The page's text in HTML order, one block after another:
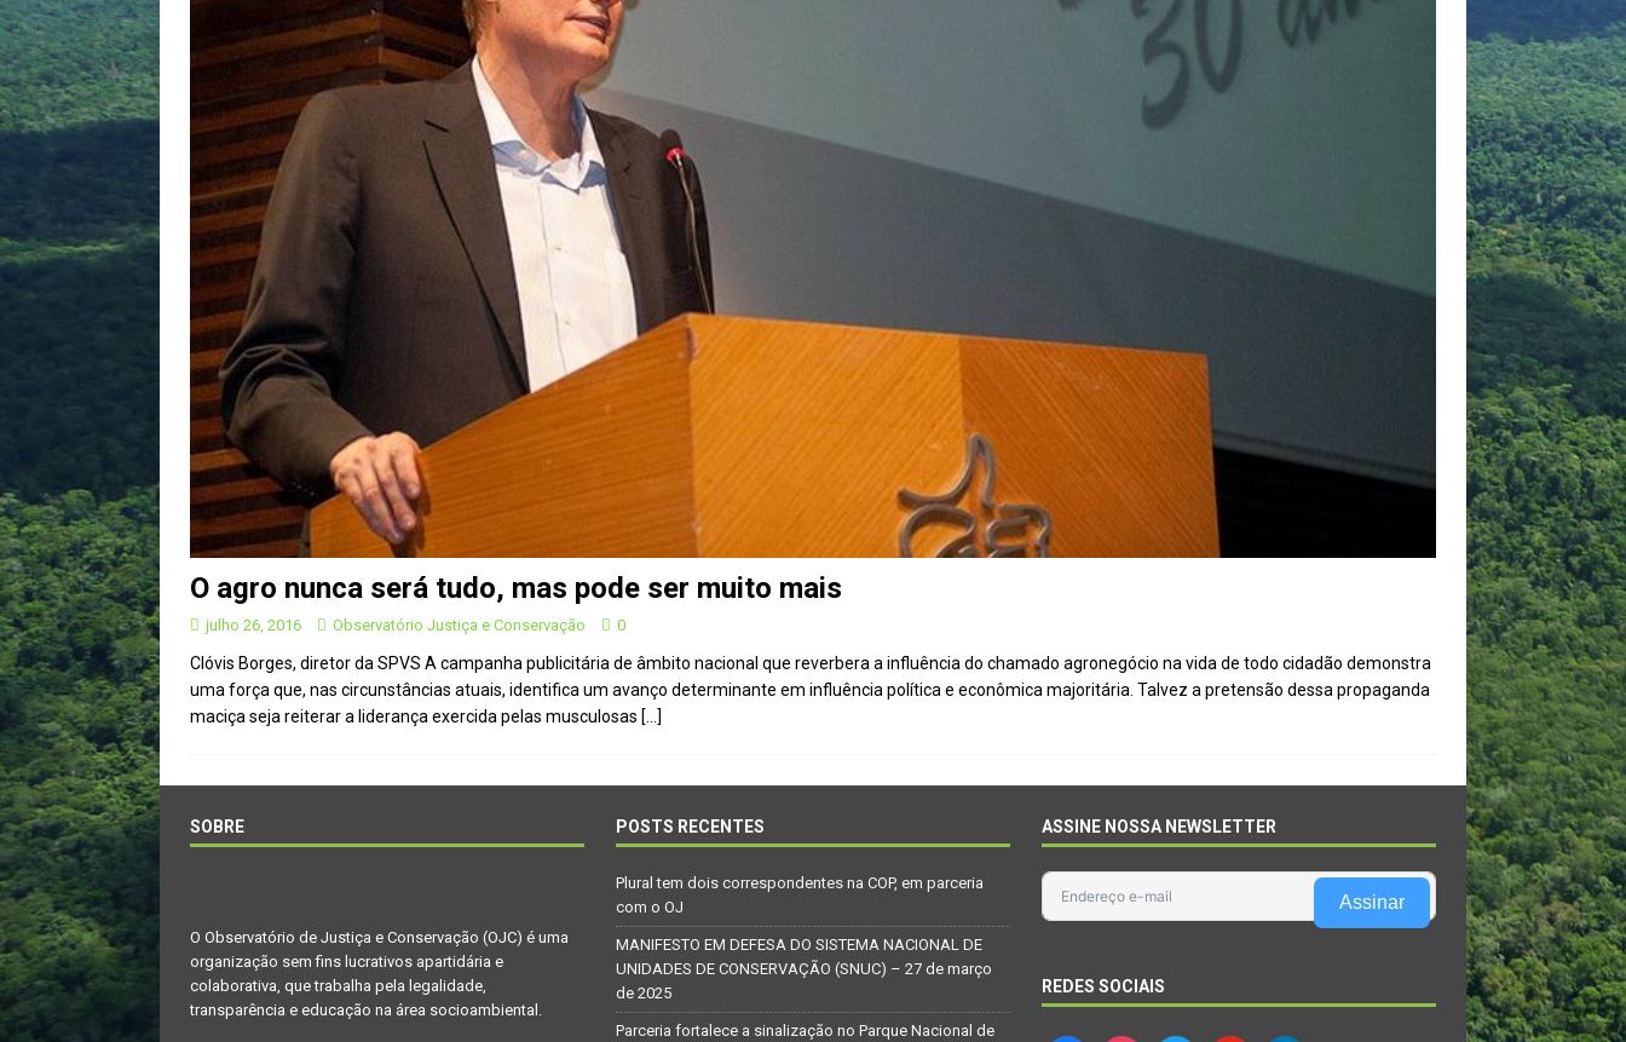
[ agosto 23, 2023 ] Governo do Paraná se nega a combater desmatamento ilegal na Mata Atlântica
OJC INVESTIGA
Yanomami – De volta ao século XVI CIDADANIA
[ maio 16, 2022 ] Ameaças do pinus e eucalipto às Florestas com Araucárias nos estados do
Paraná e Santa Catarina MEIO AMBIENTE
[ abril 11, 2022 ] Papagaio-verdadeiro: comércio ilegal faz com que aves percam o habitat natural
Plural tem dois correspondentes na COP, em parceria com o OJ
O agro nunca será tudo, mas pode ser muito mais
julho 26, 2016 Observatório Justiça e Conservação 0
Clóvis Borges, diretor da SPVS A campanha publicitária de âmbito nacional que reverbera a influência do chamado agronegócio na vida de todo cidadão demonstra
uma força que, nas circunstâncias atuais, identifica um avanço determinante em influência política e econômica majoritária. Talvez a pretensão dessa propaganda
maciça seja reiterar a liderança exercida pelas musculosas […]
SOBRE
O Observatório de Justiça e Conservação (OJC) é uma
organização sem fins lucrativos apartidária e
colaborativa, que trabalha pela legalidade,
transparência e educação na área socioambiental.
POSTS RECENTES
Plural tem dois correspondentes na COP, em parceria
com o OJ
MANIFESTO EM DEFESA DO SISTEMA NACIONAL DE
UNIDADES DE CONSERVAÇÃO (SNUC) – 27 de março
de 2025
Parceria fortalece a sinalização no Parque Nacional de
ASSINE NOSSA NEWSLETTER
Assinar
REDES SOCIAIS